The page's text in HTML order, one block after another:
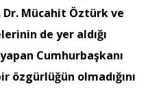
Dr. Mücahit Öztürk ve
de yer aldığı
Cumhurbaşkanı
özgürlüğün olmadığını